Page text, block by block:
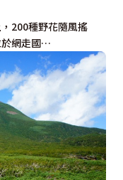
200種野花隨風搖
於網走國…